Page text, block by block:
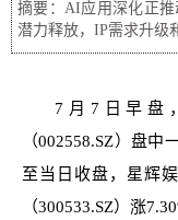
摘要：AI应用深化正
潜力释放，IP需求升级
7月7日早盘
（002558.SZ）盘
至当日收盘，星辉
（300533.SZ）涨